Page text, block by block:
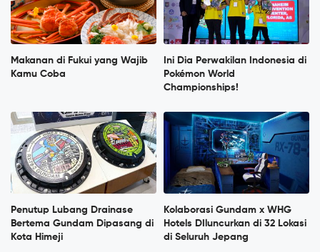
Makanan di Fukui yang Wajib
Kamu Coba
Ini Dia Perwakilan Indonesia di
Pokémon World
Championships!
Penutup Lubang Drainase
Bertema Gundam Dipasang di
Kota Himeji
Kolaborasi Gundam x WHG
Hotels DIluncurkan di 32 Lokasi
di Seluruh Jepang